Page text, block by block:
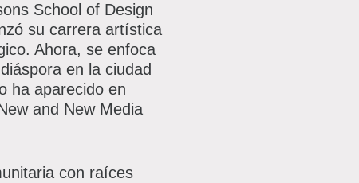
School of Design
su carrera artística
Ahora, se enfoca
en la ciudad
ha aparecido en
and New Media
con raíces